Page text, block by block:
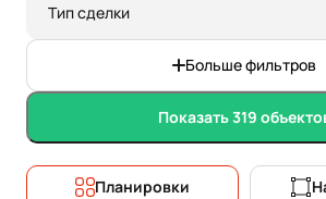
Тип сделки
Больше фильтров
Показать 319
Планировки